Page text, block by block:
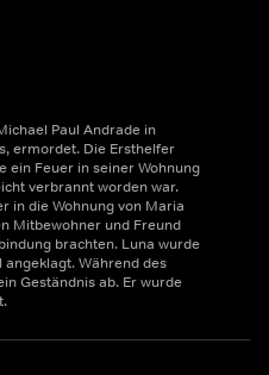
Paul Andrade in
ermordet. Die Ersthelfer
ein Feuer in seiner Wohnung
verbrannt worden war.
in die Wohnung von Maria
Mitbewohner und Freund
brachten. Luna wurde
Während des
Geständnis ab. Er wurde